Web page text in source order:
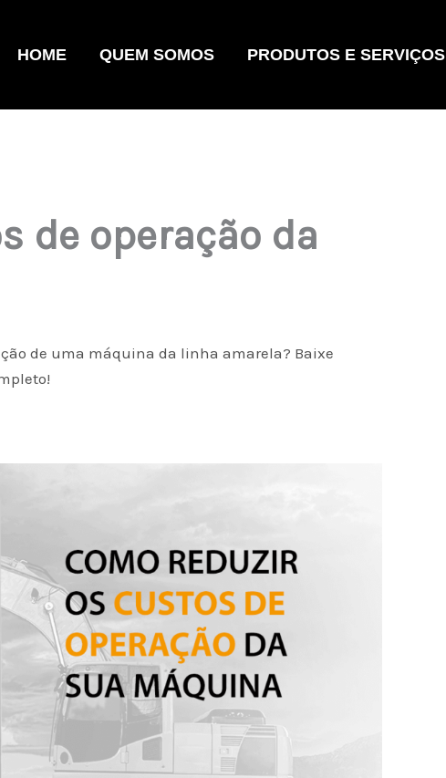
HOME QUEM SOMOS PRODUTOS E SERVIÇOS
de operação da
de uma máquina da linha amarela? Baixe